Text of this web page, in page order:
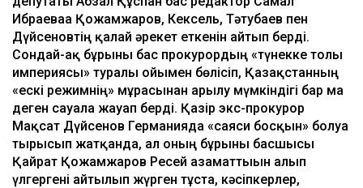
Ибраеваға Қожамжаров, Кексель, Тәтубаев пен
Дүйсеновтің қалай әрекет еткенін айтып берді.
Сондай-ақ бұрынғы бас прокурордың «түнекке толы
империясы» туралы ойымен бөлісіп, Қазақстанның
«ескі режимнің» мұрасынан арылу мүмкіндігі бар ма
деген сауалға жауап берді. Қазір экс-прокурор
Мақсат Дүйсенов Германияда «саяси босқын» болуға
тырысып жатқанда, ал оның бұрынғы басшысы
Қайрат Қожамжаров Ресей азаматтығын алып
үлгергені айтылып жүрген тұста, кәсіпкерлер,